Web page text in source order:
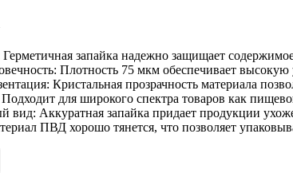
запайка надежно защищает
Плотность 75 мкм обеспечивает
Кристальная прозрачность материала
для широкого спектра товаров как
вид: Аккуратная запайка придает продукции
ПВД хорошо тянется, что позволяет